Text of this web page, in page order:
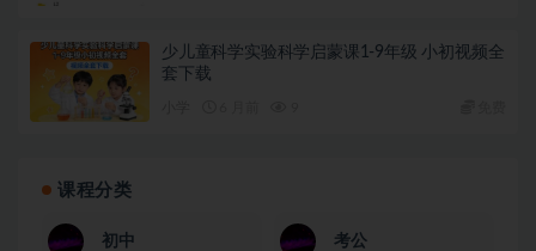
少儿童科学实验科学启蒙课1-9年级 小初视频全
套下载
课程分类
初中 考公